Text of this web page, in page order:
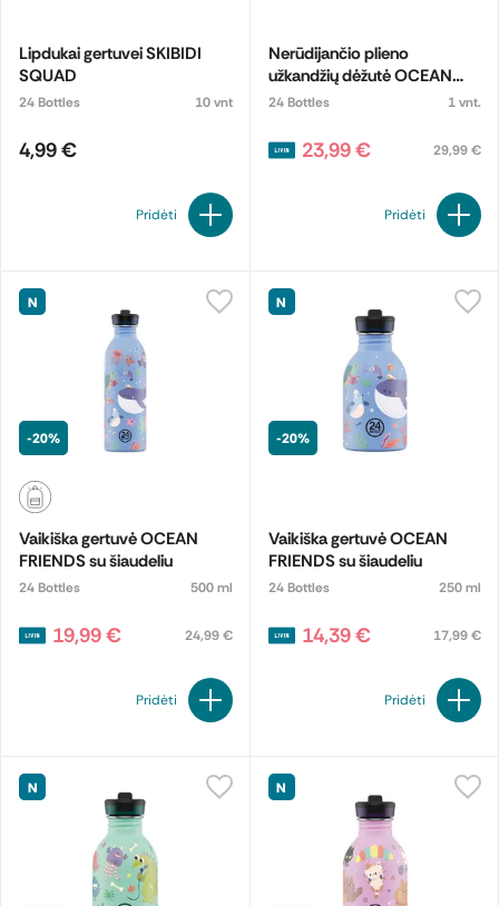
Lipdukai gertuvei SKIBIDI
SQUAD
24 Bottles 10 vnt
4,99 €
Pridėti
Nerūdijančio plieno
užkandžių dėžutė OCEAN
FRIENDS
24 Bottles 1 vnt.
23,99 € 29,99 €
Pridėti
N
-20%
Vaikiška gertuvė OCEAN
FRIENDS su šiaudeliu
24 Bottles 500 ml
19,99 € 24,99 €
Pridėti
N
-20%
Vaikiška gertuvė OCEAN
FRIENDS su šiaudeliu
24 Bottles 250 ml
14,39 € 17,99 €
Pridėti
N N